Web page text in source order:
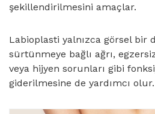
şekillendirilmesini amaçlar.
Labioplasti yalnızca görsel bir
sürtünmeye bağlı ağrı,
veya hijyen sorunları gibi
giderilmesine de yardımcı olur.